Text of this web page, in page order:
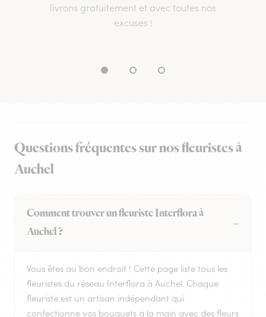
livrons gratuitement et avec toutes nos
excuses !
Questions fréquentes sur nos fleuristes à
Auchel
Comment trouver un fleuriste Interflora à
Auchel ?
Vous êtes au bon endroit ! Cette page liste tous les
fleuristes du réseau Interflora à Auchel. Chaque
fleuriste est un artisan indépendant qui
confectionne vos bouquets à la main avec des fleurs